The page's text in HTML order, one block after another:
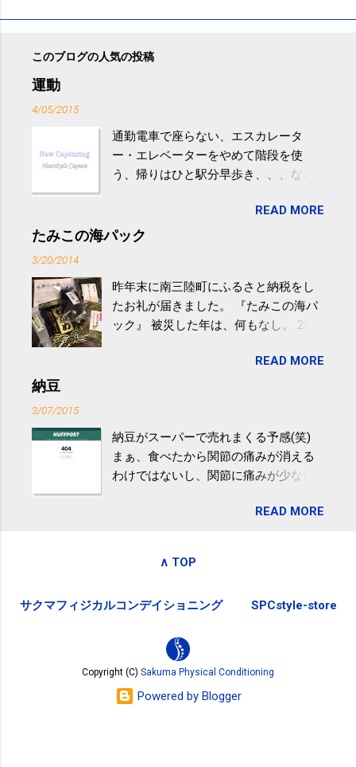
このブログの人気の投稿
運動
4/05/2015
通勤電車で座らない、エスカレータ
ー・エレベーターをやめて階段を使
う、帰りはひと駅分早歩き、、、など
やすい。 スポーツウェア・シューズで
するものだけが運動ではない。 食べ
けると改善する、との結果を筑波大の
研究チームが発表した。改善が期待で
きるのは、過度の飲酒が原因ではない
減らなくても効果があるという。 正田
波大「減量しなくても効果」 - ニュー
ス - アピタル（医療・健康）
READ MORE
たみこの海パック
3/20/2014
昨年末に南三陸町にふるさと納税をし
たお礼が届きました。 『たみこの海パ
ック』 被災した年は、何もなし。 2年
が『たみこの海パック』。 ボランティ
全く考えていなかったので、貰えると
少しづつ復興してる感が伝わってきて
嬉しいです。 あと、ふるさと納税が節
ですが、節税になるほど稼げていない
税務局｜ふるさと納税など個人住民税
READ MORE
納豆
3/07/2015
納豆がスーパーで売れまくる予感(笑)
まぁ、食べたから関節の痛みが消える
わけではないし、関節に痛みが少ない
ど。。 「関節の老化」は、「コンドロ
歳をピークにして、体内で作られる量
代の半分、60代ではそのさらに半分に
起こさないためには、食生活で「コン
ドロイチン」を補うことが大切。そし
て「コンドロイチン」という成分は、
納豆をはじめとしたネバネバ&ヌルヌル
READ MORE
∧ TOP
サクマフィジカルコンデイショニング SPCstyle-store
Copyright (C) Sakuma Physical Conditioning
Powered by Blogger